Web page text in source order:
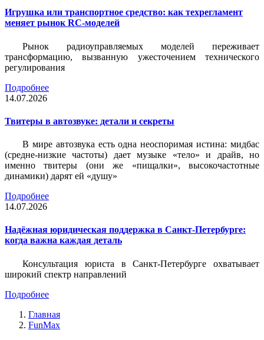
Игрушка или транспортное средство: как техрегламент
меняет рынок RC-моделей
Рынок радиоуправляемых моделей переживает
трансформацию, вызванную ужесточением технического
регулирования
Подробнее
14.07.2026
Твитеры в автозвуке: детали и секреты
В мире автозвука есть одна неоспоримая истина: мидбас
(средне-низкие частоты) дает музыке «тело» и драйв, но
именно твитеры (они же «пищалки», высокочастотные
динамики) дарят ей «душу»
Подробнее
14.07.2026
Надёжная юридическая поддержка в Санкт-Петербурге:
когда важна каждая деталь
Консультация юриста в Санкт-Петербурге охватывает
широкий спектр направлений
Подробнее
Главная
FunMax